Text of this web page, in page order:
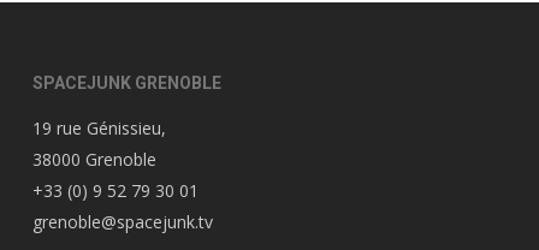
SPACEJUNK GRENOBLE
19 rue Génissieu,
38000 Grenoble
+33 (0) 9 52 79 30 01
grenoble@spacejunk.tv